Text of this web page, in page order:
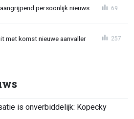
persoonlijk nieuws 69
met komst nieuwe aanvaller 257
is onverbiddelijk: Kopecky